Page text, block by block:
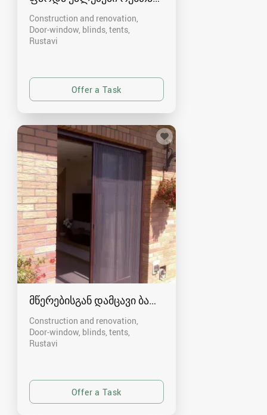
Construction and renovation,
Door-window, blinds, tents
Rustavi
მწერებისგან დამცავი ბადეები რუსთავში
Construction and renovation,
Door-window, blinds, tents
Rustavi